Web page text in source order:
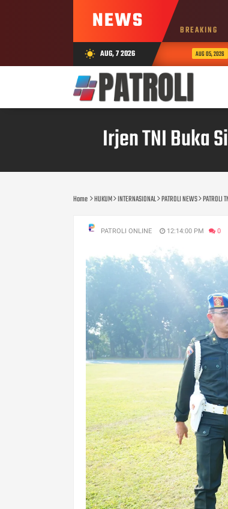
NEWS BREAKING
wb_sunny AUG, 7 2026 AUG 05, 2026
Irjen TNI Buka
Home HUKUM INTERNASIONAL PATROLI NEWS PATROLI
PATROLI ONLINE 12:14:00 PM 0